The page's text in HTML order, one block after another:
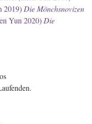
2019) Die Mönchsnovizen
Yun 2020) Die